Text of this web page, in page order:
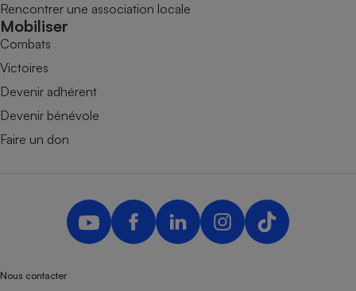
Rencontrer une association locale
Mobiliser
Combats
Victoires
Devenir adhérent
Devenir bénévole
Faire un don
Nous contacter